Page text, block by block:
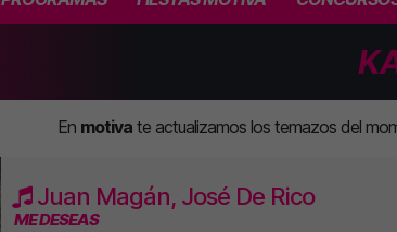
En motiva te actualizamos los temazos del
Juan Magán, José De Rico
ME DESEAS